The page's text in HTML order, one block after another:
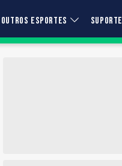
OUTROS ESPORTES SUPORTE